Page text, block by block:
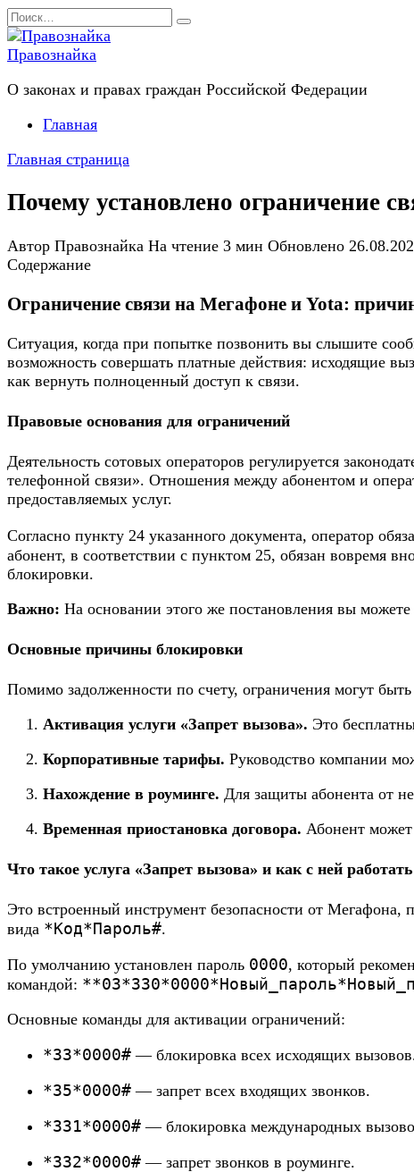
Перейти
к
содержанию
Search
for:
Правознайка
О законах и правах граждан Российской Федерации
Главная
Главная страница
Почему установлено ограничение
Автор Правознайка На чтение 3 мин Обновлено
Содержание
Ограничение связи на Мегафоне и Yota:
Ситуация, когда при попытке позвонить вы слышите
возможность совершать платные действия: исходящие
как вернуть полноценный доступ к связи.
Правовые основания для ограничений
Деятельность сотовых операторов регулируется
телефонной связи». Отношения между абонентом и
предоставляемых услуг.
Согласно пункту 24 указанного документа, оператор
абонент, в соответствии с пунктом 25, обязан вовремя
блокировки.
Важно: На основании этого же постановления вы
Основные причины блокировки
Помимо задолженности по счету, ограничения могут
Активация услуги «Запрет вызова». Это
Корпоративные тарифы. Руководство компании
Нахождение в роуминге. Для защиты абонента от
Временная приостановка договора. Абонент может
Что такое услуга «Запрет вызова» и как с ней работать
Это встроенный инструмент безопасности от Мегафона,
вида *Код*Пароль#.
По умолчанию установлен пароль 0000, который
командой:
Основные команды для активации ограничений:
*33*0000# — блокировка всех исходящих
*35*0000# — запрет всех входящих звонков.
*331*0000# — блокировка международных
*332*0000# — запрет звонков в роуминге.